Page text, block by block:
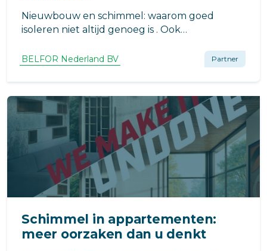
Nieuwbouw en schimmel: waarom goed
isoleren niet altijd genoeg is . Ook
schimmelproblemen krijgen. Wij leggen uit
hoe moderne isolatie, ventilatiegedrag en
koudebruggen daarbij een rol spelen en wat
u kunt doen om dit te voorkomen
BELFOR Nederland BV Partner
Schimmel in appartementen:
meer oorzaken dan u denkt